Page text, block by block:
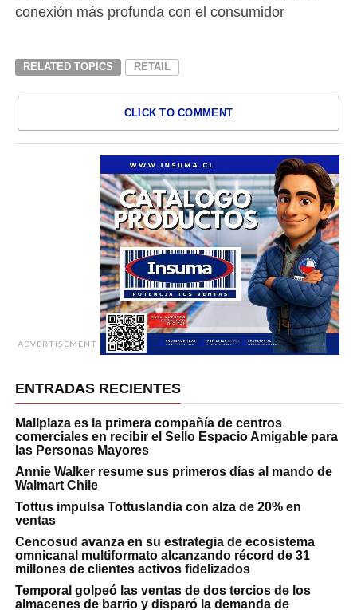
conexión más profunda con el consumidor
RELATED TOPICS RETAIL
CLICK TO COMMENT
ADVERTISEMENT
ENTRADAS RECIENTES
Mallplaza es la primera compañía de centros
comerciales en recibir el Sello Espacio Amigable para
las Personas Mayores
Annie Walker resume sus primeros días al mando de
Walmart Chile
Tottus impulsa Tottuslandia con alza de 20% en
ventas
Cencosud avanza en su estrategia de ecosistema
omnicanal multiformato alcanzando récord de 31
millones de clientes activos fidelizados
Temporal golpeó las ventas de dos tercios de los
almacenes de barrio y disparó la demanda de